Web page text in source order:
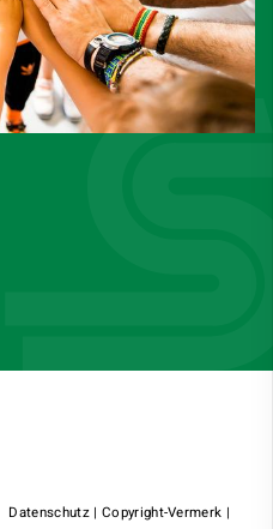
Datenschutz | Copyright-Vermerk |